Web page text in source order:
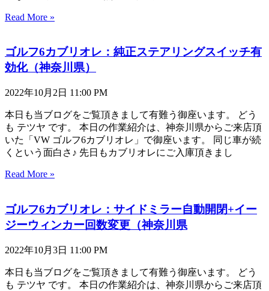
Read More »
ゴルフ6カブリオレ：純正ステアリングスイッチ有
効化（神奈川県）
2022年10月2日 11:00 PM
本日も当ブログをご覧頂きまして有難う御座います。 どう
も テツヤ です。 本日の作業紹介は、神奈川県からご来店頂
いた「VW ゴルフ6カブリオレ」で御座います。 同じ車が続
くという面白さ♪ 先日もカブリオレにご入庫頂きまし
Read More »
ゴルフ6カブリオレ：サイドミラー自動開閉+イー
ジーウィンカー回数変更（神奈川県
2022年10月3日 11:00 PM
本日も当ブログをご覧頂きまして有難う御座います。 どう
も テツヤ です。 本日の作業紹介は、神奈川県からご来店頂